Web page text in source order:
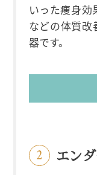
いった痩身
などの体質改
器です。
エン